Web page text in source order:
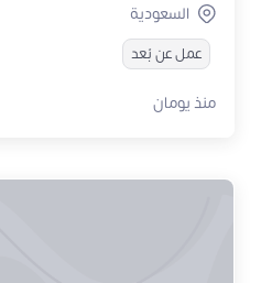
السعودية
عمل عن بُعد
منذ يومان